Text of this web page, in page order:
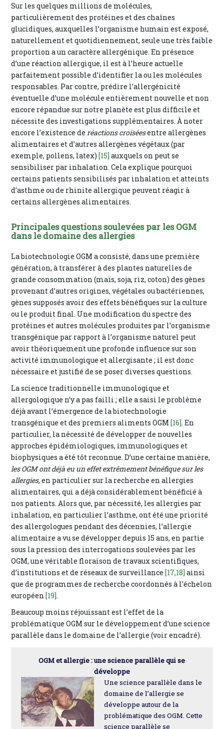
Sur les quelques millions de molécules,
particulièrement des protéines et des chaînes
glucidiques, auxquelles l’organisme humain est exposé,
naturellement et quotidiennement, seule une très faible
proportion a un caractère allergénique. En présence
d’une réaction allergique, il est à l’heure actuelle
parfaitement possible d’identifier la ou les molécules
responsables. Par contre, prédire l’allergénicité
éventuelle d’une molécule entièrement nouvelle et non
encore répandue sur notre planète est plus difficile et
nécessite des investigations supplémentaires. À noter
encore l’existence deréactions croiséesentre allergènes
alimentaires et d’autres allergènes végétaux (par
exemple, pollens, latex)[15] auxquels on peut se
sensibiliser par inhalation. Cela explique pourquoi
certains patients sensibilisés par inhalation et atteints
d’asthme ou de rhinite allergique peuvent réagir à
certains allergènes alimentaires.
Principales questions soulevées par les OGM
dans le domaine des allergies
La biotechnologie OGM a consisté, dans une première
génération, à transférer à des plantes naturelles de
grande consommation (maïs, soja, riz, coton) des gènes
provenant d’autres origines, végétales ou bactériennes,
gènes supposés avoir des effets bénéfiques sur la culture
ou le produit final. Une modification du spectre des
protéines et autres molécules produites par l’organisme
transgénique par rapport à l’organisme naturel peut
avoir théoriquement une profonde influence sur son
activité immunologique et allergisante ; il est donc
nécessaire et justifié de se poser diverses questions.
La science traditionnelle immunologique et
allergologique n’y a pas failli ; elle a saisi le problème
déjà avant l’émergence de la biotechnologie
transgénique et des premiers aliments OGM[16]. En
particulier, la nécessité de développer de nouvelles
approches épidémiologiques, immunologiques et
biophysiques a été tôt reconnue. D’une certaine manière,
les OGM ont déjà eu un effet extrêmement bénéfique sur les
allergies,en particulier sur la recherche en allergies
alimentaires, qui a déjà considérablement bénéficié à
nos patients. Alors que, par nécessité, les allergies par
inhalation, en particulier l’asthme, ont été une priorité
des allergologues pendant des décennies, l’allergie
alimentaire a vu se développer depuis 15 ans, en partie
sous la pression des interrogations soulevées par les
OGM, une véritable floraison de travaux scientifiques,
d’institutions et de réseaux de surveillance[17,18] ainsi
que de programmes de recherche coordonnés à l’échelon
européen[19].
Beaucoup moins réjouissant est l’effet de la
problématique OGM sur le développement d’une science
parallèle dans le domaine de l’allergie (voir encadré).
OGM et allergie : une science parallèle qui se
développe
Une science parallèle dans le
domaine de l’allergie se
développe autour de la
problématique des OGM. Cette
science parallèle se